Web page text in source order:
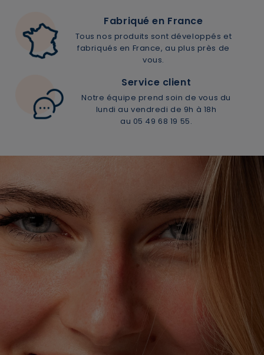
Fabriqué en France
Tous nos produits sont développés et
fabriqués en France, au plus près de
vous.
Service client
Notre équipe prend soin de vous du
lundi au vendredi de 9h à 18h
au 05 49 68 19 55.